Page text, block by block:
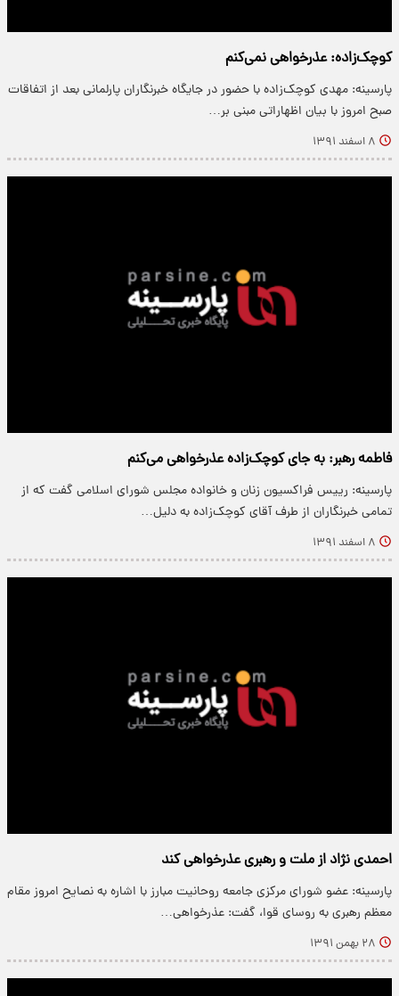
کوچک‌زاده: عذرخواهی نمی‌کنم
پارسینه: مهدی کوچک‌زاده با حضور در جایگاه خبرنگاران پارلمانی بعد از اتفاقات
صبح امروز با بیان اظهاراتی مبنی بر…
۸ اسفند ۱۳۹۱
فاطمه رهبر: به جای کوچک‌زاده عذرخواهی می‌کنم
پارسینه: رییس فراکسیون زنان و خانواده مجلس شورای اسلامی گفت که از
تمامی خبرنگاران از طرف آقای کوچک‌زاده به دلیل…
۸ اسفند ۱۳۹۱
احمدی نژاد از ملت و رهبری عذرخواهی کند
پارسینه: عضو شورای مرکزی جامعه روحانیت مبارز با اشاره به نصایح امروز مقام
معظم رهبری به روسای قوا، گفت: عذرخواهی…
۲۸ بهمن ۱۳۹۱